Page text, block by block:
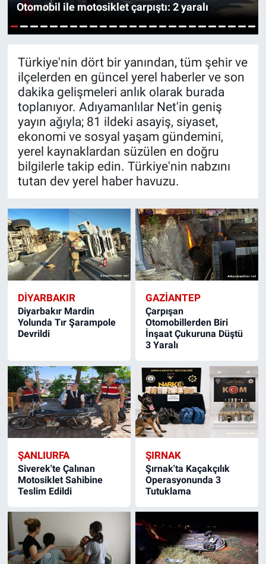
Otomobil ile motosiklet çarpıştı: 2 yaralı
1
Türkiye'nin dört bir yanından, tüm şehir ve
ilçelerden en güncel yerel haberler ve son
dakika gelişmeleri anlık olarak burada
toplanıyor. Adıyamanlılar Net'in geniş
yayın ağıyla; 81 ildeki asayiş, siyaset,
ekonomi ve sosyal yaşam gündemini,
yerel kaynaklardan süzülen en doğru
bilgilerle takip edin. Türkiye'nin nabzını
tutan dev yerel haber havuzu.
DIYARBAKIR
Diyarbakır Mardin
Yolunda Tır Şarampole
Devrildi
GAZIANTEP
Çarpışan
Otomobillerden Biri
İnşaat Çukuruna Düştü
3 Yaralı
ŞANLIURFA
Siverek'te Çalınan
Motosiklet Sahibine
Teslim Edildi
ŞIRNAK
Şırnak'ta Kaçakçılık
Operasyonunda 3
Tutuklama
Eğitim
Ekonomi
Yaşam
Çevre
Şambayat Haber